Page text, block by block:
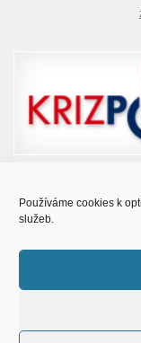
Používáme cookies k
služeb.